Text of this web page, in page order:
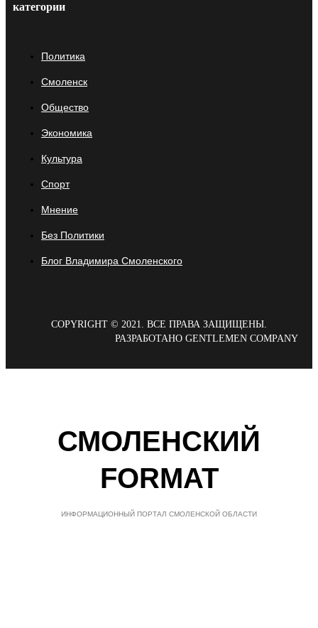
категории
Политика
Смоленск
Общество
Экономика
Культура
Спорт
Мнение
Без Политики
Блог Владимира Смоленского
COPYRIGHT © 2021. ВСЕ ПРАВА ЗАЩИЩЕНЫ.
РАЗРАБОТАНО GENTLEMEN COMPANY
СМОЛЕНСКИЙ
FORMAT
ИНФОРМАЦИОННЫЙ ПОРТАЛ СМОЛЕНСКОЙ ОБЛАСТИ